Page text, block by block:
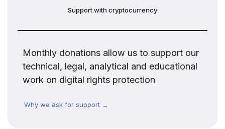
Support with cryptocurrency
Monthly donations allow us to support our
technical, legal, analytical and educational
work on digital rights protection
Why we ask for support →